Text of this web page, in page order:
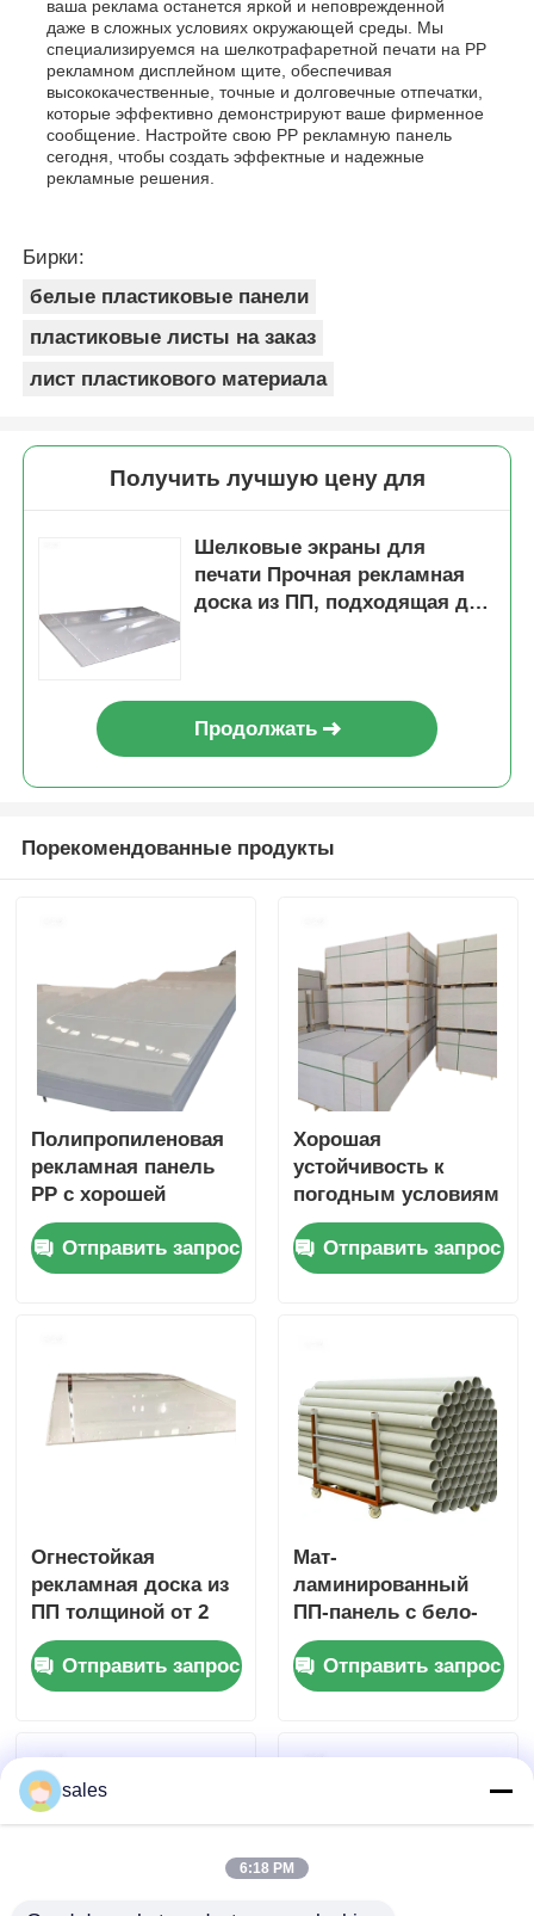
ваша реклама останется яркой и неповрежденной
даже в сложных условиях окружающей среды. Мы
специализируемся на шелкотрафаретной печати на PP
рекламном дисплейном щите, обеспечивая
высококачественные, точные и долговечные отпечатки,
которые эффективно демонстрируют ваше фирменное
сообщение. Настройте свою PP рекламную панель
сегодня, чтобы создать эффектные и надежные
рекламные решения.
Бирки:
белые пластиковые панели
пластиковые листы на заказ
лист пластикового материала
Получить лучшую цену для
Шелковые экраны для
печати Прочная рекламная
доска из ПП, подходящая для
Продолжать
Порекомендованные продукты
Полипропиленовая
рекламная панель
PP с хорошей
атмосферостойкост
ью, подходит для
наружной рекламы
Отправить запрос
Хорошая
устойчивость к
погодным условиям
Рекламная доска PP
с гладкой или
матовой
наружных
рекламных и
вывесочных
изображений
Отправить запрос
Огнестойкая
рекламная доска из
ПП толщиной от 2
мм до 10 мм с
хорошей
атмосферостойкост
рекламы
Отправить запрос
Мат-
ламинированный
ПП-панель с бело-
серыми бежевыми
синими цветовыми
опциями,
Отправить запрос
sales
6:18 PM